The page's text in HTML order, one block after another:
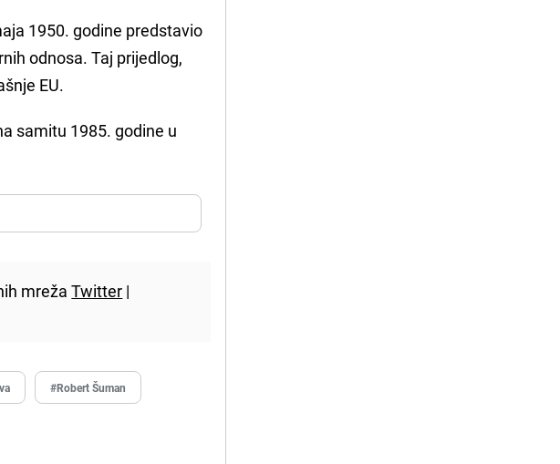
1950. godine predstavio
odnosa. Taj prijedlog,
EU.
samitu 1985. godine u
mrežaTwitter |
#Robert Šuman